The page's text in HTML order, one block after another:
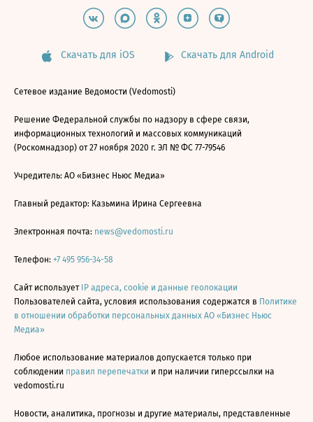
Скачать для iOS Скачать для Android
Сетевое издание Ведомости (Vedomosti)
Решение Федеральной службы по надзору в сфере связи,
информационных технологий и массовых коммуникаций
(Роскомнадзор) от 27 ноября 2020 г. ЭЛ № ФС 77-79546
Учредитель: АО «Бизнес Ньюс Медиа»
Главный редактор: Казьмина Ирина Сергеевна
Электронная почта: news@vedomosti.ru
Телефон: +7 495 956-34-58
Сайт использует IP адреса, cookie и данные геолокации
Пользователей сайта, условия использования содержатся в Политике
в отношении обработки персональных данных АО «Бизнес Ньюс
Медиа»
Любое использование материалов допускается только при
соблюдении правил перепечатки и при наличии гиперссылки на
vedomosti.ru
Новости, аналитика, прогнозы и другие материалы, представленные